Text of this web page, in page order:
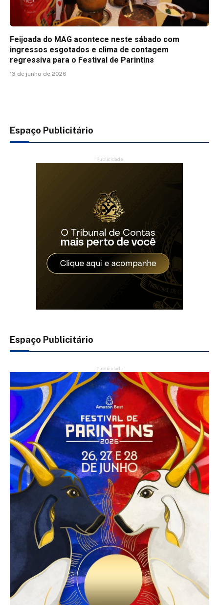
Feijoada do MAG acontece neste sábado com
ingressos esgotados e clima de contagem
regressiva para o Festival de Parintins
13 de junho de 2026
Espaço Publicitário
Publicidade
Espaço Publicitário
Publicidade